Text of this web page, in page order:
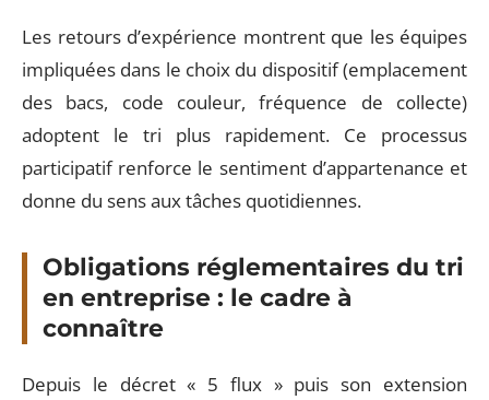
Les retours d’expérience montrent que les équipes
impliquées dans le choix du dispositif (emplacement
des bacs, code couleur, fréquence de collecte)
adoptent le tri plus rapidement. Ce processus
participatif renforce le sentiment d’appartenance et
donne du sens aux tâches quotidiennes.
Obligations réglementaires du tri
en entreprise : le cadre à
connaître
Depuis le décret « 5 flux » puis son extension